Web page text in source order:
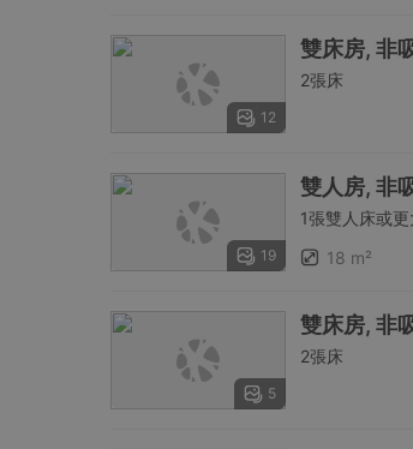
12
雙床房, 非
2張床
19
雙人房, 非
1張雙人床或
18 m²
5
雙床房, 非
2張床